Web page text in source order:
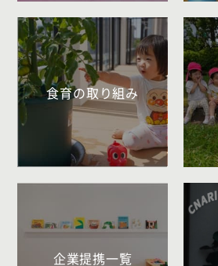
食育の取り組み
企業提携一覧